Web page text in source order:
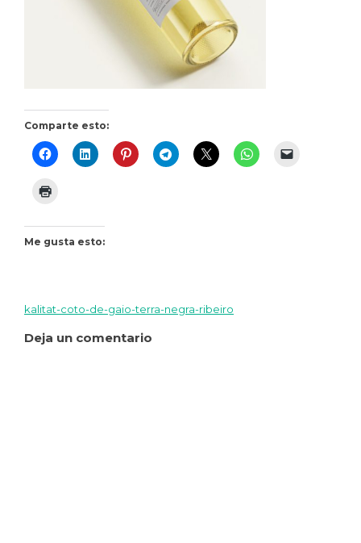
Comparte esto:
Me gusta esto:
Navegación
kalitat-coto-de-gaio-terra-negra-ribeiro
Deja un comentario